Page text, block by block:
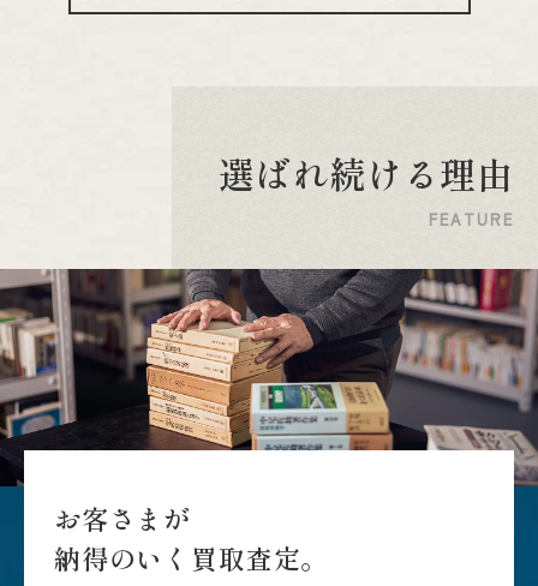
選ばれ続け る理由
FEATURE
お客さ ま が
納得のい く 買取査定。